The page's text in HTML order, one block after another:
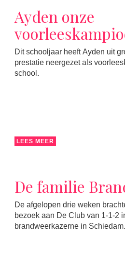
Ayden onze
Dit schooljaar heeft Ayden uit
prestatie neergezet als
school.
LEES MEER
De familie
De afgelopen drie weken
bezoek aan De Club van 1-1-2
brandweerkazerne in Schiedam.